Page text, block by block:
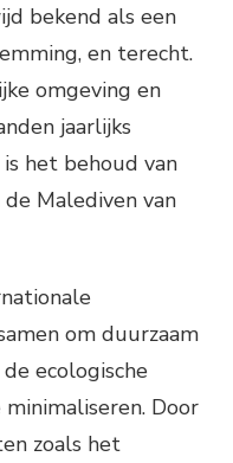
bekend als een
en terecht.
omgeving en
jaarlijks
het behoud van
Malediven van
om duurzaam
ecologische
Door
zoals het